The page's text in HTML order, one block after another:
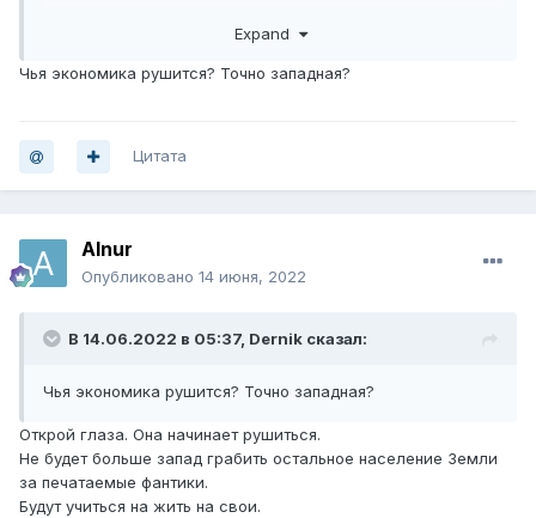
промышленном плане территория нынешней Украины.
дадут ускорение развитию нашей российской
заработанного. ЗВР была инструментом экономики
будут трудности.
Expand
Чья экономика рушится? Точно западная?
Цитата
Alnur
Опубликовано 14 июня, 2022
В 14.06.2022 в 05:37, Dernik сказал:
Чья экономика рушится? Точно западная?
Открой глаза. Она начинает рушиться.
Не будет больше запад грабить остальное население Земли
за печатаемые фантики.
Будут учиться на жить на свои.